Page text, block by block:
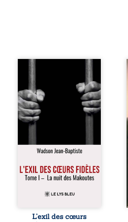
« Une nuit suffit
parfois pour briser
une famille… mais
certaines fidélités
traversent les
années. » Haïti,
sous la dictature
des Duvalier. La
peur s’étend
jusque dans les
villages les plus
reculés. À Bainet,
Jean-Joël Joli
mène une
avec sa famille.
respecté, il refuse
L’exil des cœurs